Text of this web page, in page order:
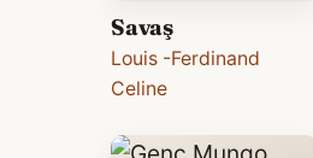
Savaş
Louis -Ferdinand
Celine